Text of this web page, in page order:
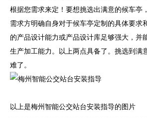
根据您需求来定！要想挑选出满意的候车
需求方明确自身对于候车亭定制的具体要
的产品设计能力或产品设计库足够强大，并
生产加工能力。以上两点具备了。挑选到满
难了。
以上是梅州智能公交站台安装指导的图片